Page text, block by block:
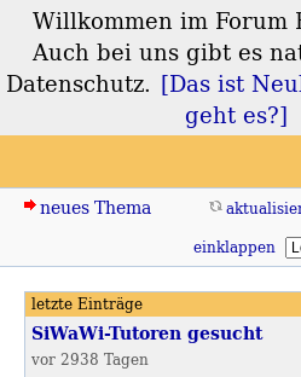
Forum
Umwelt
neues Thema
einklappen
letzte Einträge
SiWaWi-Tutoren gesucht
vor 2938 Tagen
Willkommen im Forum
Auch bei uns gibt es
Datenschutz. [Das ist
geht es?]